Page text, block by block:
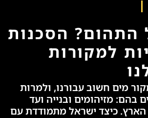
התהום? הסכנות
למקורות
מים חשוב עבורנו, ולמרות
בהם: מזיהומים ובנייה ועד
כיצד ישראל מתמודדת עם